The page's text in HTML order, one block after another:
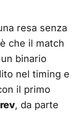
resa senza
che il match
binario
nel timing e
il primo
, da parte